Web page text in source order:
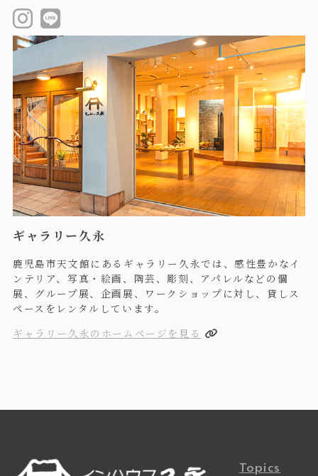
ギャラリー久永
鹿児島市天文館にあるギャラリー久永では、感性豊かなイ
ンテリア、写真・絵画、陶芸、彫刻、アパレルなどの個
展、グループ展、企画展、ワークショップに対し、貸しス
ペースをレンタルしています。
ギャラリー久永のホームページを見る
Topics